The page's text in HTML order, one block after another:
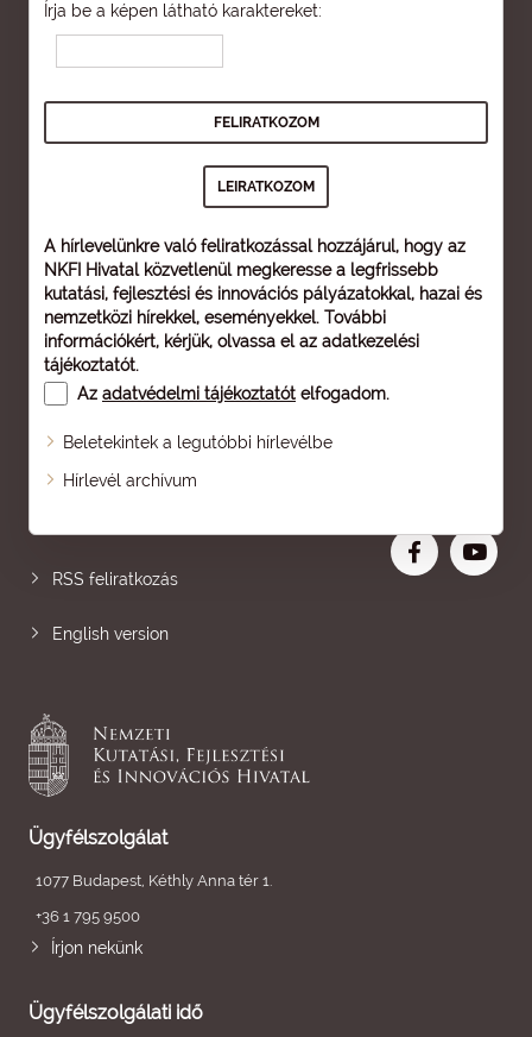
Írja be a képen látható karaktereket:
A hírlevelünkre való feliratkozással hozzájárul, hogy az
NKFI Hivatal közvetlenül megkeresse a legfrissebb
kutatási, fejlesztési és innovációs pályázatokkal, hazai és
nemzetközi hírekkel, eseményekkel. További
információkért, kérjük, olvassa el az adatkezelési
tájékoztatót.
Az adatvédelmi tájékoztatót elfogadom.
Beletekintek a legutóbbi hírlevélbe
Hírlevél archívum
Oldaltérkép
RSS feliratkozás
English version
Ügyfélszolgálat
1077 Budapest, Kéthly Anna tér 1.
+36 1 795 9500
Írjon nekünk
Ügyfélszolgálati idő